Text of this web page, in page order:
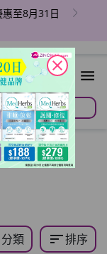
至8月31日
分類 sort排序
close